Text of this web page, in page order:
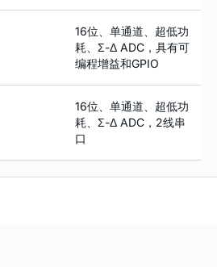
16位、单通道、超低功
耗、Σ-Δ ADC，具有可
编程增益和GPIO
16位、单通道、超低功
耗、Σ-Δ ADC，2线串
口